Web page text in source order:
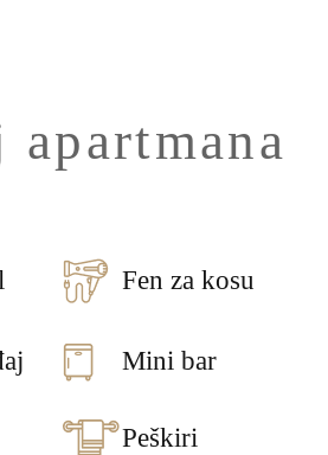
apartmana
Fen za kosu
Mini bar
Peškiri